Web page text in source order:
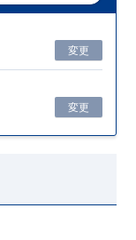
変更
変更